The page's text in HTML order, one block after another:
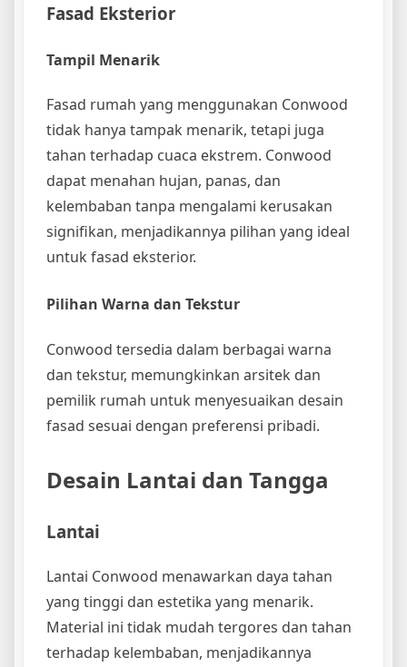
Fasad Eksterior
Tampil Menarik
Fasad rumah yang menggunakan Conwood
tidak hanya tampak menarik, tetapi juga
tahan terhadap cuaca ekstrem. Conwood
dapat menahan hujan, panas, dan
kelembaban tanpa mengalami kerusakan
signifikan, menjadikannya pilihan yang ideal
untuk fasad eksterior.
Pilihan Warna dan Tekstur
Conwood tersedia dalam berbagai warna
dan tekstur, memungkinkan arsitek dan
pemilik rumah untuk menyesuaikan desain
fasad sesuai dengan preferensi pribadi.
Desain Lantai dan Tangga
Lantai
Lantai Conwood menawarkan daya tahan
yang tinggi dan estetika yang menarik.
Material ini tidak mudah tergores dan tahan
terhadap kelembaban, menjadikannya